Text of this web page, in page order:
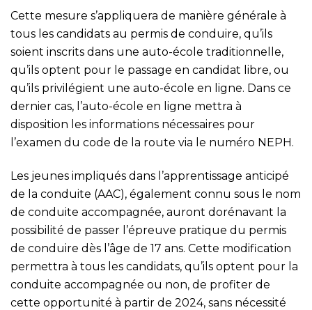
Cette mesure s’appliquera de manière générale à
tous les candidats au permis de conduire, qu’ils
soient inscrits dans une auto-école traditionnelle,
qu’ils optent pour le passage en candidat libre, ou
qu’ils privilégient une auto-école en ligne. Dans ce
dernier cas, l’auto-école en ligne mettra à
disposition les informations nécessaires pour
l’examen du code de la route via le numéro NEPH.
Les jeunes impliqués dans l’apprentissage anticipé
de la conduite (AAC), également connu sous le nom
de conduite accompagnée, auront dorénavant la
possibilité de passer l’épreuve pratique du permis
de conduire dès l’âge de 17 ans. Cette modification
permettra à tous les candidats, qu’ils optent pour la
conduite accompagnée ou non, de profiter de
cette opportunité à partir de 2024, sans nécessité